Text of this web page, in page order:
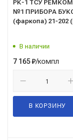
РК-1 ТСУ
№1 ПРИБОРА
(фаркопа) 21-202
РК-1) (Технотрон)
В наличии
7 165₽/компл
В КОРЗИНУ